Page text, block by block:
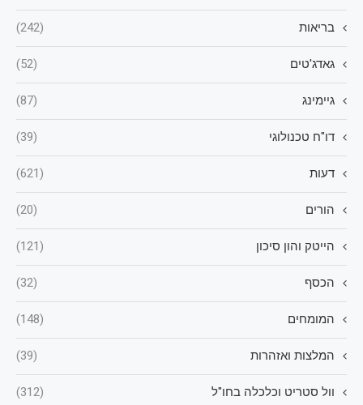
בריאות (242)
גאדג'טים (52)
גיימינג (87)
דו"ח טכנולוגי (39)
דעות (621)
הורים (20)
הייטק והון סיכון (121)
הכסף (32)
המומחים (148)
המלצות ואזהרות (39)
וול סטריט וכלכלה בחו"ל (312)